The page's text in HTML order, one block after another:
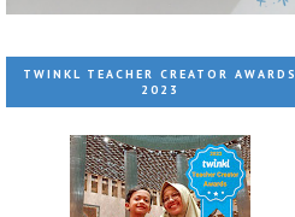
TWINKL TEACHER CREATOR AWARDS
2023